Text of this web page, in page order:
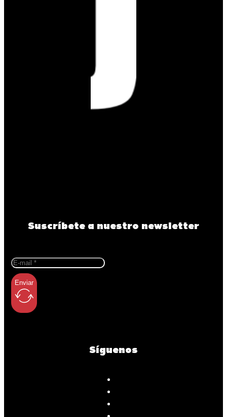
Suscríbete a nuestro newsletter
Enviar
Síguenos